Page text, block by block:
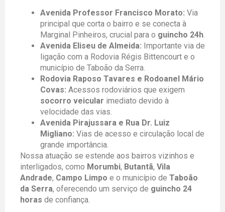
Avenida Professor Francisco Morato: Via
principal que corta o bairro e se conecta à
Marginal Pinheiros, crucial para o guincho 24h.
Avenida Eliseu de Almeida: Importante via de
ligação com a Rodovia Régis Bittencourt e o
município de Taboão da Serra.
Rodovia Raposo Tavares e Rodoanel Mário
Covas: Acessos rodoviários que exigem
socorro veicular imediato devido à
velocidade das vias.
Avenida Pirajussara e Rua Dr. Luiz
Migliano: Vias de acesso e circulação local de
grande importância.
Nossa atuação se estende aos bairros vizinhos e
interligados, como Morumbi, Butantã, Vila
Andrade, Campo Limpo e o município de Taboão
da Serra, oferecendo um serviço de guincho 24
horas de confiança.